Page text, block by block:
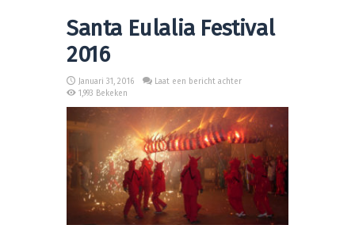
Santa Eulalia Festival
2016
Januari 31, 2016
Laat een bericht achter
1,993 Bekeken